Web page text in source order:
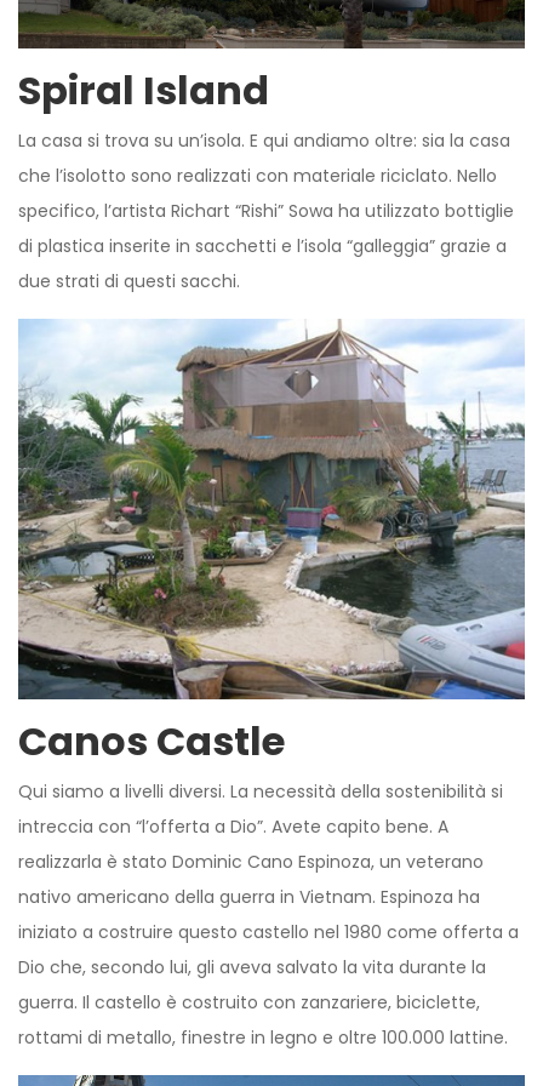
Spiral Island
La casa si trova su un’isola. E qui andiamo oltre: sia la casa
che l’isolotto sono realizzati con materiale riciclato. Nello
specifico, l’artista Richart “Rishi” Sowa ha utilizzato bottiglie
di plastica inserite in sacchetti e l’isola “galleggia” grazie a
due strati di questi sacchi.
Canos Castle
Qui siamo a livelli diversi. La necessità della sostenibilità si
intreccia con “l’offerta a Dio”. Avete capito bene. A
realizzarla è stato Dominic Cano Espinoza, un veterano
nativo americano della guerra in Vietnam. Espinoza ha
iniziato a costruire questo castello nel 1980 come offerta a
Dio che, secondo lui, gli aveva salvato la vita durante la
guerra. Il castello è costruito con zanzariere, biciclette,
rottami di metallo, finestre in legno e oltre 100.000 lattine.